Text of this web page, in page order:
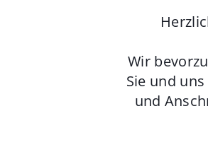
Wir
Sie und
und